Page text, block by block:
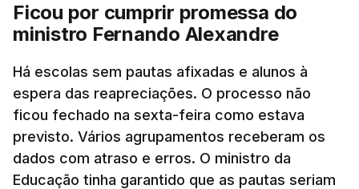
Ficou por cumprir promessa do
ministro Fernando Alexandre
Há escolas sem pautas afixadas e alunos à
espera das reapreciações. O processo não
ficou fechado na sexta-feira como estava
previsto. Vários agrupamentos receberam os
dados com atraso e erros. O ministro da
Educação tinha garantido que as pautas seriam